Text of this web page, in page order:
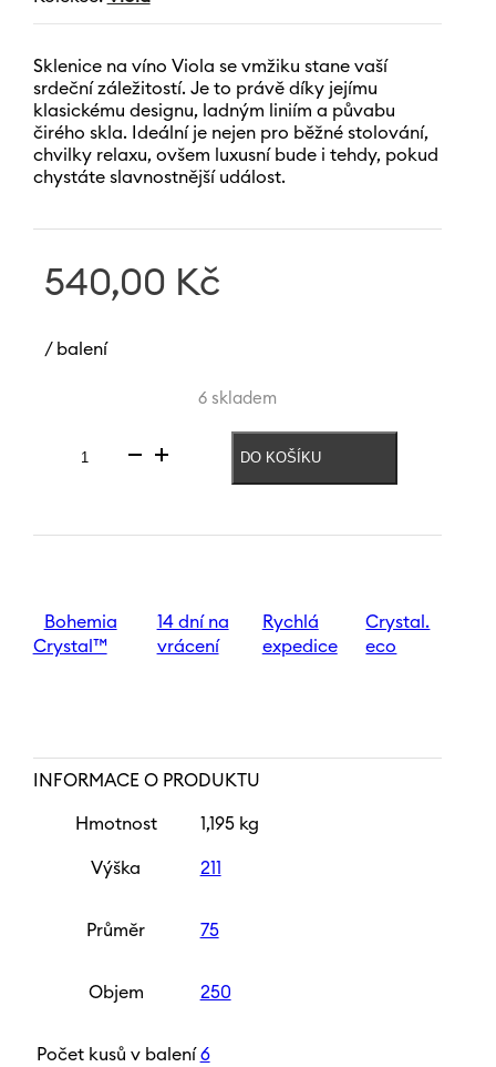
Sklenice na víno Viola se vmžiku stane vaší
srdeční záležitostí. Je to právě díky jejímu
klasickému designu, ladným liniím a půvabu
čirého skla. Ideální je nejen pro běžné stolování,
chvilky relaxu, ovšem luxusní bude i tehdy, pokud
chystáte slavnostnější událost.
540,00 Kč
/ balení
6 skladem
Sklenice
víno
množství
DO KOŠÍKU
Bohemia
Crystal™
14 dní na
vrácení
Rychlá
expedice
Crystal.
eco
INFORMACE O PRODUKTU
Hmotnost 1,195 kg
Výška 211
Průměr 75
Objem 250
Počet kusů v balení 6